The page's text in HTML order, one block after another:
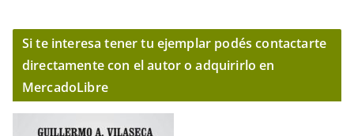
Si te interesa tener tu ejemplar podés contactarte
directamente con el autor o adquirirlo en
MercadoLibre